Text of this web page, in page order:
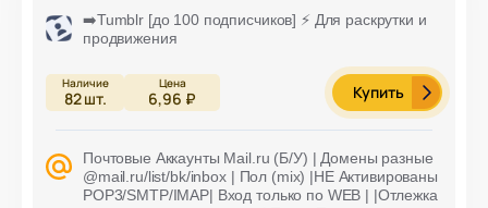
➡️Tumblr [до 100 подписчиков] ⚡ Для раскрутки и
продвижения
82шт. 6,96 ₽ Купить
Почтовые Аккаунты Mail.ru (Б/У) | Домены разные
@mail.ru/list/bk/inbox | Пол (mix) |НЕ Активированы
POP3/SMTP/IMAP| Вход только по WEB | |Отлежка